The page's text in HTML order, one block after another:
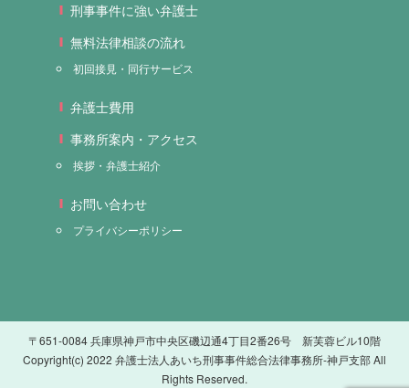
刑事事件に強い弁護士
無料法律相談の流れ
初回接見・同行サービス
弁護士費用
事務所案内・アクセス
挨拶・弁護士紹介
お問い合わせ
プライバシーポリシー
〒651-0084 兵庫県神戸市中央区磯辺通4丁目2番26号 新芙蓉ビル10階
Copyright(c) 2022 弁護士法人あいち刑事事件総合法律事務所-神戸支部 All
Rights Reserved.